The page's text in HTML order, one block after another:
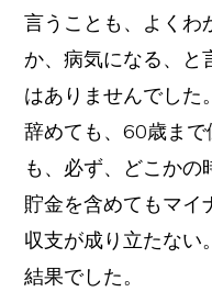
言うことも、よくわ
か、病気になる、と
はありませんでし
辞めても、60歳ま
も、必ず、どこか
貯金を含めてもマイ
収支が成り立たない
結果でした。